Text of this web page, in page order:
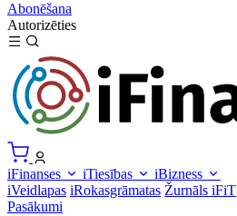
Abonēšana
Autorizēties
iFinanses iTiesības
iBizness
iVeidlapas iRokasgrāmatas Žurnāls iFiT
Pasākumi